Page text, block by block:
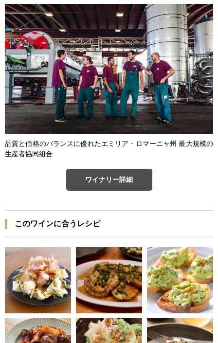
品質と価格のバランスに優れたエミリア・ロマーニャ州 最大規模の
生産者協同組合
ワイナリー詳細
このワインに合うレシピ